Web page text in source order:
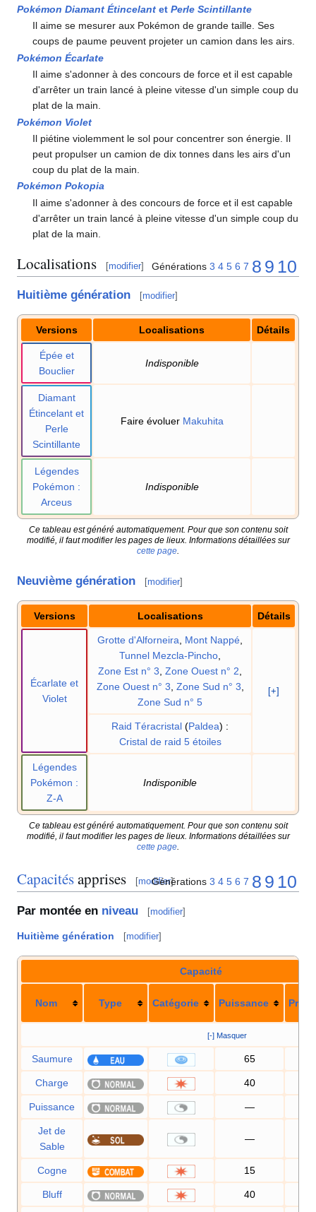
Pokémon Diamant Étincelant et Perle Scintillante
Il aime se mesurer aux Pokémon de grande taille. Ses
coups de paume peuvent projeter un camion dans les airs.
Pokémon Écarlate
Il aime s'adonner à des concours de force et il est capable
d'arrêter un train lancé à pleine vitesse d'un simple coup du
plat de la main.
Pokémon Violet
Il piétine violemment le sol pour concentrer son énergie. Il
peut propulser un camion de dix tonnes dans les airs d'un
coup du plat de la main.
Pokémon Pokopia
Il aime s'adonner à des concours de force et il est capable
d'arrêter un train lancé à pleine vitesse d'un simple coup du
plat de la main.
Localisations [modifier] Générations 3 4 5 6 7 8 9 10
Huitième génération [modifier]
Versions Localisations Détails
Épée et
Bouclier
Indisponible
Diamant
Étincelant et
Perle
Scintillante
Faire évoluer Makuhita
Légendes
Pokémon :
Arceus
Indisponible
Ce tableau est généré automatiquement. Pour que son contenu soit
modifié, il faut modifier les pages de lieux. Informations détaillées sur
cette page
Neuvième génération [modifier]
Versions Localisations Détails
Écarlate et
Violet
Grotte d'Alforneira Mont Nappé
Tunnel Mezcla-Pincho
Zone Est n° 3 Zone Ouest n° 2
Zone Ouest n° 3 Zone Sud n° 3
Zone Sud n° 5
[+]
Raid Téracristal (Paldea) :
Cristal de raid 5 étoiles
Légendes
Pokémon :
Z-A
Indisponible
Ce tableau est généré automatiquement. Pour que son contenu soit
modifié, il faut modifier les pages de lieux. Informations détaillées sur
cette page
Capacitésapprises [modifier]
Générations 3 4 5 6 7 8 9 10
Par montée en niveau [modifier]
Huitième génération [modifier]
Capacité
Nom Type Catégorie Puissance
[-] Masquer
Saumure 65
Charge 40
Puissance —
Jet de
Sable
—
Cogne 15
Bluff 40